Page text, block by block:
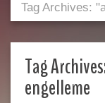
Tag Archives:
Tag
engelleme